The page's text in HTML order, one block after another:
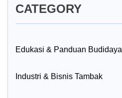
CATEGORY
Edukasi & Panduan Budidaya
Industri & Bisnis Tambak